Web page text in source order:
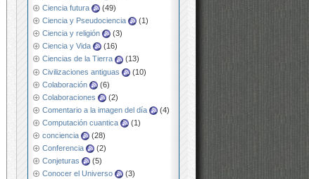
Ciencia futura
(49)
Ciencia y Pseudociencia
(1)
Ciencia y religión
(3)
Ciencia y Vida
(16)
Ciencias de la Tierra
(13)
Civilizaciones antiguas
(10)
Colaboración
(6)
Colaboraciones
(2)
Comentario a la imagen del día
(4)
Computación cuantica
(1)
conciencia
(28)
Conferencia
(2)
Conjeturas
(5)
Conocer el Universo
(3)